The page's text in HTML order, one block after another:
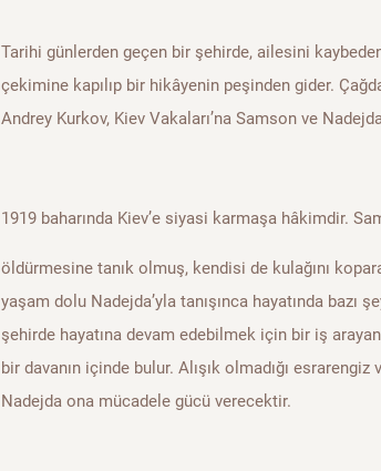
Tarihi günlerden geçen bir şehirde, ailesini
çekimine kapılıp bir hikâyenin peşinden gider.
Andrey Kurkov, Kiev Vakaları’na Samson ve
1919 baharında Kiev’e siyasi karmaşa hâkimdir.
öldürmesine tanık olmuş, kendisi de kulağını
yaşam dolu Nadejda’yla tanışınca hayatında bazı
şehirde hayatına devam edebilmek için bir iş
bir davanın içinde bulur. Alışık olmadığı
Nadejda ona mücadele gücü verecektir.